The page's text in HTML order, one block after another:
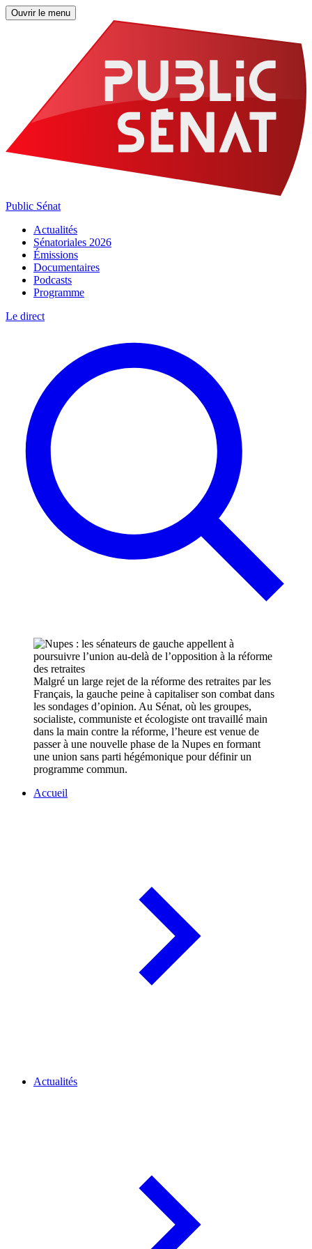
Ouvrir le menu
Public Sénat
Actualités
Sénatoriales 2026
Émissions
Documentaires
Podcasts
Programme
Le direct
Malgré un large rejet de la réforme des retraites par les
Français, la gauche peine à capitaliser son combat dans
les sondages d’opinion. Au Sénat, où les groupes,
socialiste, communiste et écologiste ont travaillé main
dans la main contre la réforme, l’heure est venue de
passer à une nouvelle phase de la Nupes en formant
une union sans parti hégémonique pour définir un
programme commun.
Accueil
Actualités